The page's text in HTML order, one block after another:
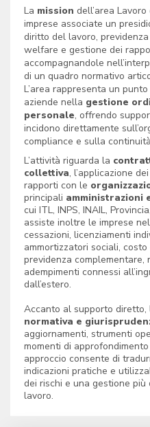
La mission dell’area
imprese associate un
diritto del lavoro,
welfare e gestione dei
accompagnandole
di un quadro normativo
L’area rappresenta un
aziende nella gestione
personale, offrendo
incidono direttamente
compliance e sulla
L’attività riguarda la
collettiva, l’applicazione dei
rapporti con le
principali amministrazioni
cui ITL, INPS, INAIL,
assiste inoltre le imprese
cessazioni, licenziamenti
ammortizzatori sociali,
previdenza
adempimenti connessi
dall’estero.
Accanto al supporto diretto,
normativa e
aggiornamenti, strumenti
momenti di
approccio consente di
indicazioni pratiche e
dei rischi e una gestione
lavoro.